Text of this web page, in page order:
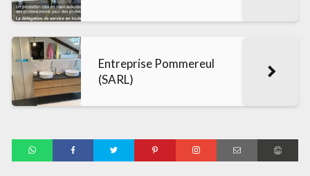
Entreprise Pommereul
(SARL)